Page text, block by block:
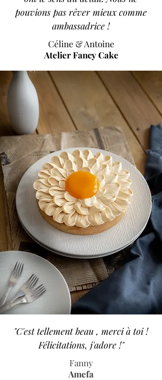
pouvions pas rêver mieux comme
ambassadrice !
Céline & Antoine
Atelier Fancy Cake
"C'est tellement beau , merci à toi !
Félicitations, j'adore !"
Fanny
Amefa